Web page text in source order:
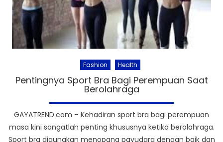
Fashion Health
Pentingnya Sport Bra Bagi Perempuan Saat
Berolahraga
GAYATREND.com – Kehadiran sport bra bagi perempuan
masa kini sangatlah penting khususnya ketika berolahraga.
Sport bra digunakan menopang payudara dengan baik dan